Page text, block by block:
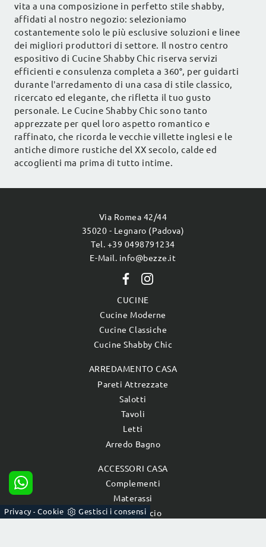
vita a una composizione in perfetto stile shabby,
affidati al nostro negozio: selezioniamo
costantemente solo le più esclusive soluzioni e linee
dei migliori produttori di settore. Il nostro centro
espositivo di Cucine Shabby Chic riserva servizi
efficienti e consulenza completa a 360°, per guidarti
durante l’arredamento di una casa di stile classico,
ricercato ed elegante, che rifletta il tuo gusto
personale. Le Cucine Shabby Chic sono tanto
apprezzate per quel loro aspetto romantico e
raffinato, che ricorda le vecchie villette inglesi e le
antiche dimore rustiche del XX secolo, calde ed
accoglienti ma prima di tutto intime.
Via Romea 42/44
35020 - Legnaro (Padova)
Tel. +39 0498791234
E-Mail. info@bezze.it
CUCINE
Cucine Moderne
Cucine Classiche
Cucine Shabby Chic
ARREDAMENTO CASA
Pareti Attrezzate
Salotti
Tavoli
Letti
Arredo Bagno
ACCESSORI CASA
Complementi
Materassi
Arredo Ufficio
Privacy-Cookie Gestisci i consensi